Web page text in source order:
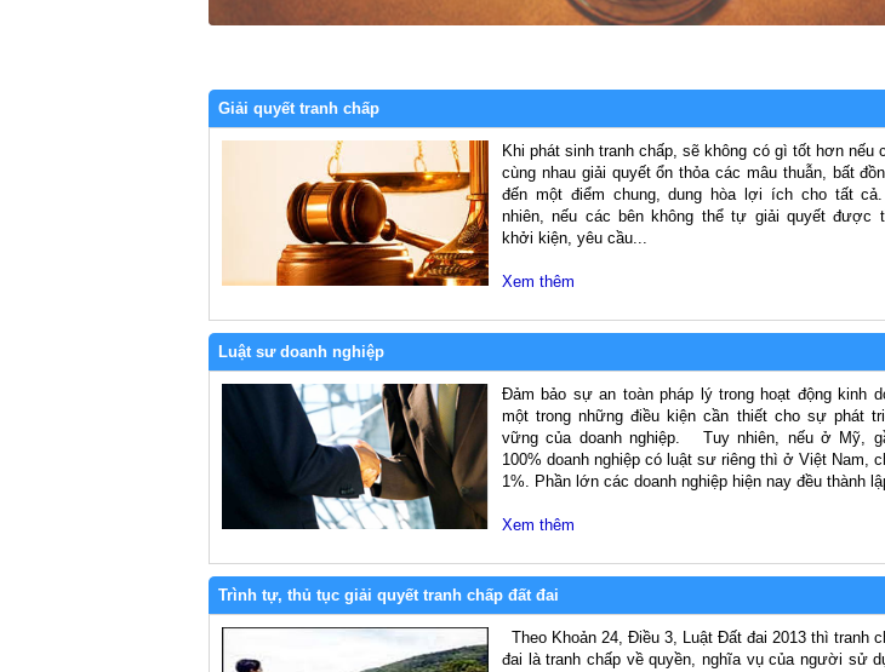
Giải quyết tranh chấp
Khi phát sinh tranh chấp, sẽ không có gì tốt hơn nếu
cùng nhau giải quyết ổn thỏa các mâu thuẫn, bất
đến một điểm chung, dung hòa lợi ích cho tất
nhiên, nếu các bên không thể tự giải quyết được
khởi kiện, yêu cầu...
Xem thêm
Luật sư doanh nghiệp
Đảm bảo sự an toàn pháp lý trong hoạt động kinh
một trong những điều kiện cần thiết cho sự phát
vững của doanh nghiệp. Tuy nhiên, nếu ở Mỹ,
100% doanh nghiệp có luật sư riêng thì ở Việt Nam,
1%. Phần lớn các doanh nghiệp hiện nay đều thành
Xem thêm
Trình tự, thủ tục giải quyết tranh chấp đất đai
Theo Khoản 24, Điều 3, Luật Đất đai 2013 thì tranh
đai là tranh chấp về quyền, nghĩa vụ của người sử